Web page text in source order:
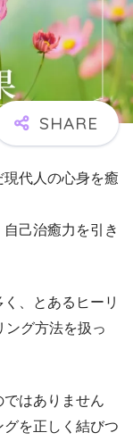
代人の心身を癒
己治癒力を引き
、とあるヒーリ
ング方法を扱っ
はありません
を正しく結びつ